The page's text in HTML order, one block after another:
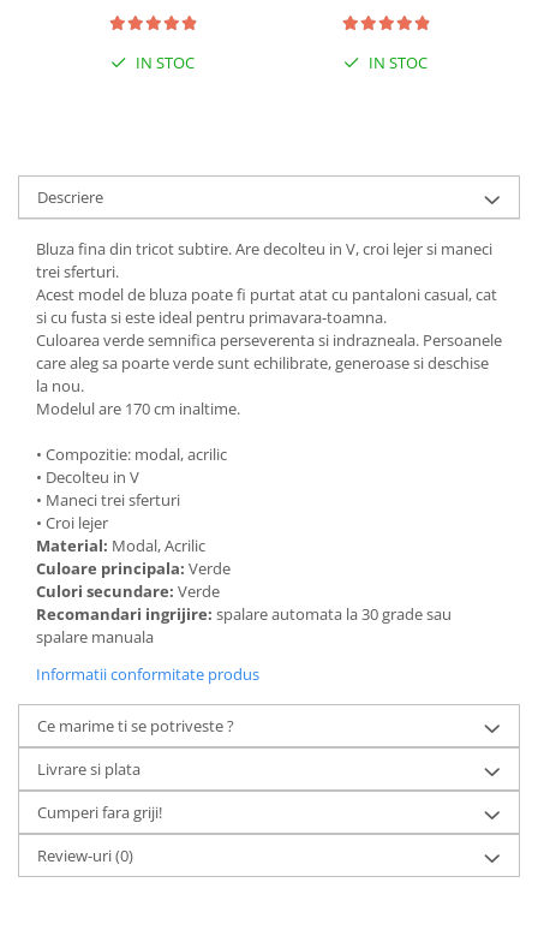
IN STOC IN STOC
Descriere
Bluza fina din tricot subtire. Are decolteu in V, croi lejer si maneci
trei sferturi.
Acest model de bluza poate fi purtat atat cu pantaloni casual, cat
si cu fusta si este ideal pentru primavara-toamna.
Culoarea verde semnifica perseverenta si indrazneala. Persoanele
care aleg sa poarte verde sunt echilibrate, generoase si deschise
la nou.
Modelul are 170 cm inaltime.
• Compozitie: modal, acrilic
• Decolteu in V
• Maneci trei sferturi
• Croi lejer
Material: Modal, Acrilic
Culoare principala: Verde
Culori secundare: Verde
Recomandari ingrijire: spalare automata la 30 grade sau
spalare manuala
Informatii conformitate produs
Ce marime ti se potriveste ?
Livrare si plata
Cumperi fara griji!
Review-uri(0)